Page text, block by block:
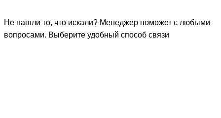
Не нашли то, что искали? Менеджер поможет с любыми
вопросами. Выберите удобный способ связи